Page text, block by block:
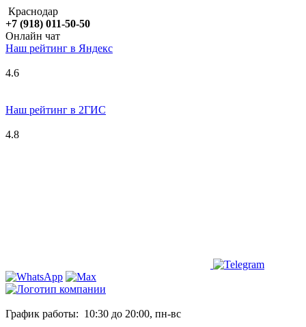
Краснодар
+7 (918) 011-50-50
Онлайн чат
Наш рейтинг в Яндекс
4.6
Наш рейтинг в 2ГИС
4.8
График работы: 10:30 до 20:00, пн-вс